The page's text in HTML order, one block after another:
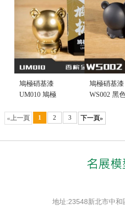
鳩極硝基漆
UM010 鳩極
100ML (不挑
鳩極硝基漆
WS002 黑
100ML (不挑
«上一頁 1 2 3 下一頁»
地址:23548新北市中和